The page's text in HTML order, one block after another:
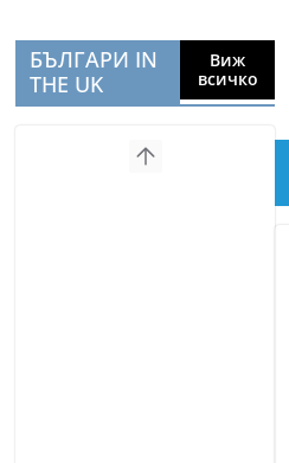
БЪЛГАРИ IN
THE UK
Виж
всичко